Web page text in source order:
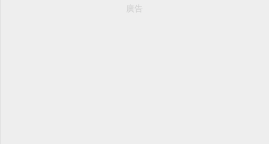
廣告